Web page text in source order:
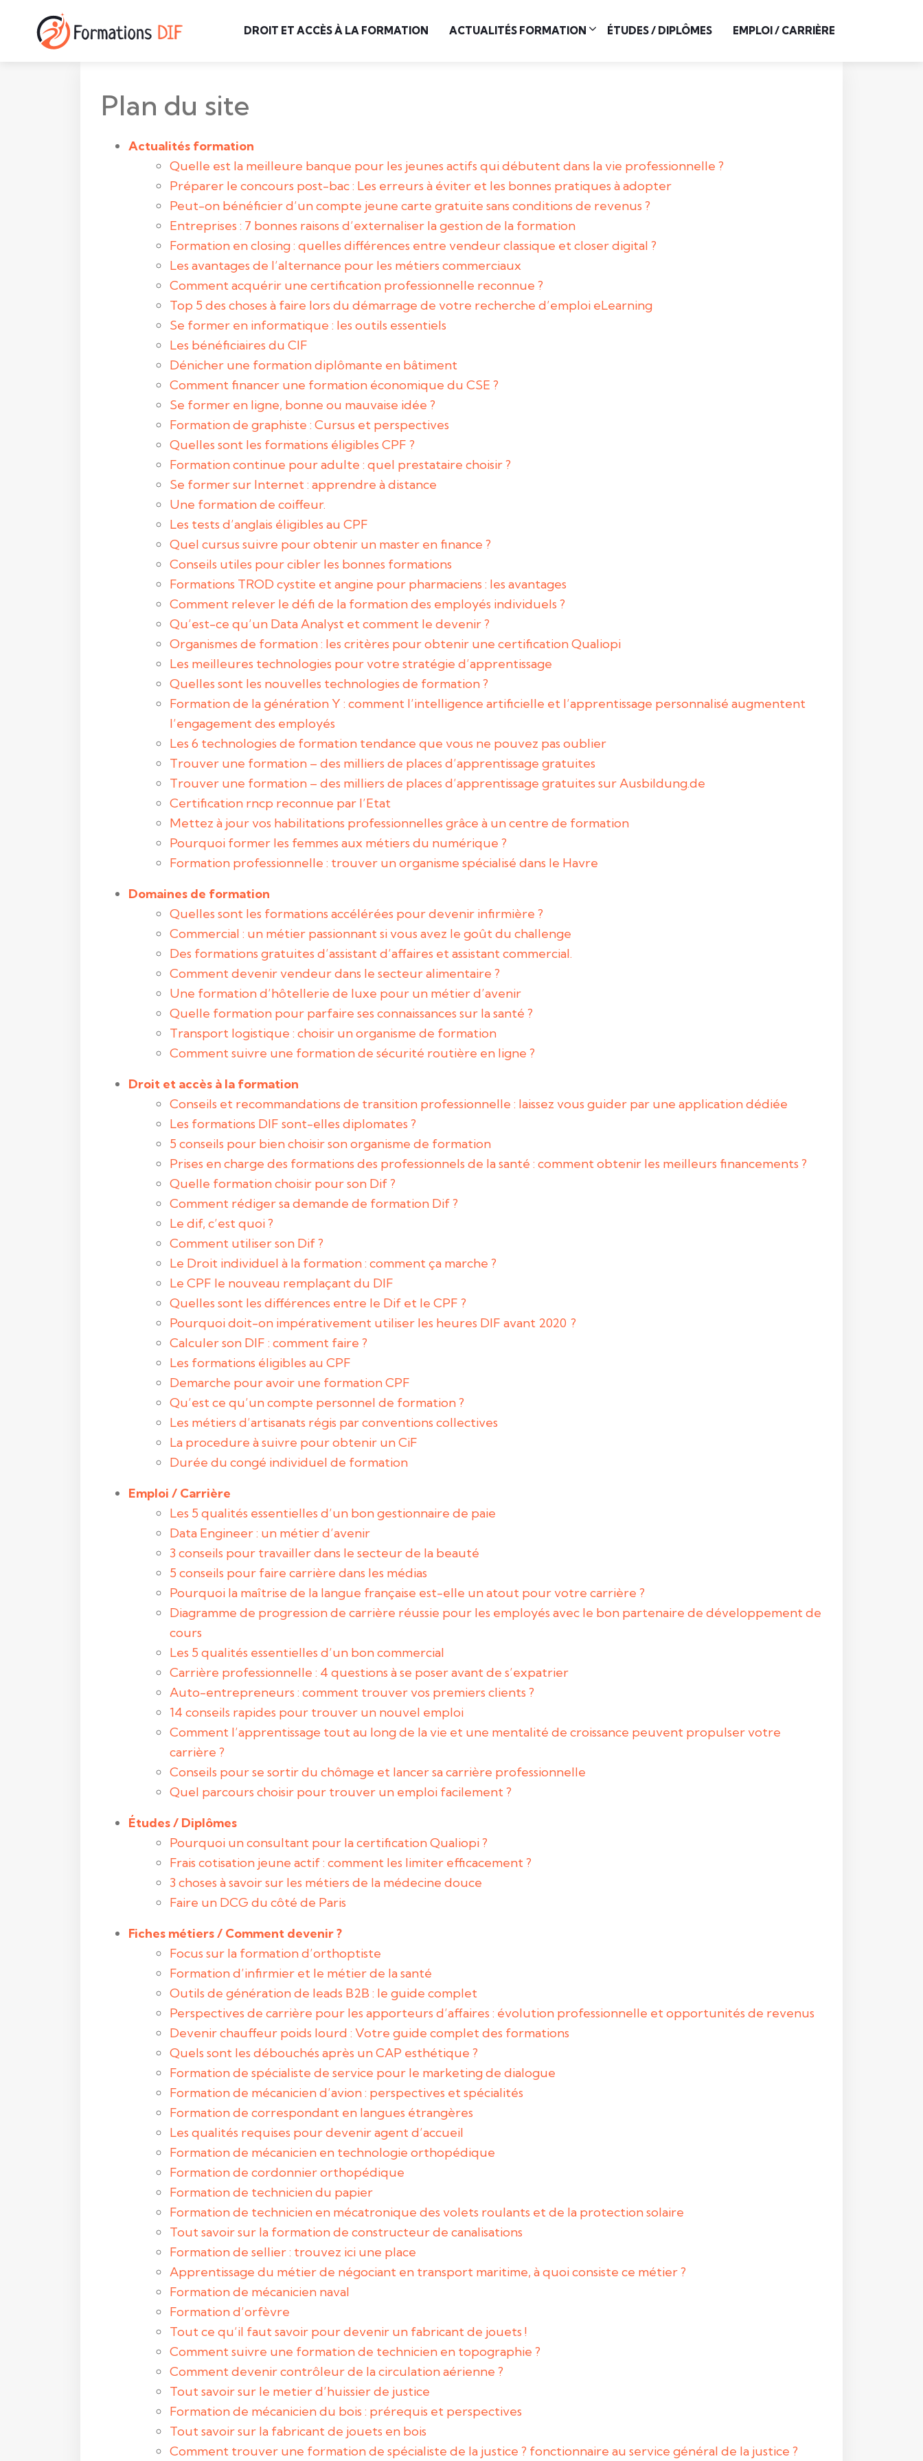
DROIT ET ACCÈS À LA FORMATION ACTUALITÉS FORMATION ÉTUDES / DIPLÔMES EMPLOI / CARRIÈRE
Plan du site
Actualités formation
Quelle est la meilleure banque pour les jeunes actifs qui débutent dans la vie professionnelle ?
Préparer le concours post-bac : Les erreurs à éviter et les bonnes pratiques à adopter
Peut-on bénéficier d’un compte jeune carte gratuite sans conditions de revenus ?
Entreprises : 7 bonnes raisons d’externaliser la gestion de la formation
Formation en closing : quelles différences entre vendeur classique et closer digital ?
Les avantages de l’alternance pour les métiers commerciaux
Comment acquérir une certification professionnelle reconnue ?
Top 5 des choses à faire lors du démarrage de votre recherche d’emploi eLearning
Se former en informatique : les outils essentiels
Les bénéficiaires du CIF
Dénicher une formation diplômante en bâtiment
Comment financer une formation économique du CSE ?
Se former en ligne, bonne ou mauvaise idée ?
Formation de graphiste : Cursus et perspectives
Quelles sont les formations éligibles CPF ?
Formation continue pour adulte : quel prestataire choisir ?
Se former sur Internet : apprendre à distance
Une formation de coiffeur.
Les tests d’anglais éligibles au CPF
Quel cursus suivre pour obtenir un master en finance ?
Conseils utiles pour cibler les bonnes formations
Formations TROD cystite et angine pour pharmaciens : les avantages
Comment relever le défi de la formation des employés individuels ?
Qu’est-ce qu’un Data Analyst et comment le devenir ?
Organismes de formation : les critères pour obtenir une certification Qualiopi
Les meilleures technologies pour votre stratégie d’apprentissage
Quelles sont les nouvelles technologies de formation ?
Formation de la génération Y : comment l’intelligence artificielle et l’apprentissage personnalisé augmentent
l’engagement des employés
Les 6 technologies de formation tendance que vous ne pouvez pas oublier
Trouver une formation – des milliers de places d’apprentissage gratuites
Trouver une formation – des milliers de places d’apprentissage gratuites sur Ausbildung.de
Certification rncp reconnue par l’Etat
Mettez à jour vos habilitations professionnelles grâce à un centre de formation
Pourquoi former les femmes aux métiers du numérique ?
Formation professionnelle : trouver un organisme spécialisé dans le Havre
Domaines de formation
Quelles sont les formations accélérées pour devenir infirmière ?
Commercial : un métier passionnant si vous avez le goût du challenge
Des formations gratuites d’assistant d’affaires et assistant commercial.
Comment devenir vendeur dans le secteur alimentaire ?
Une formation d’hôtellerie de luxe pour un métier d’avenir
Quelle formation pour parfaire ses connaissances sur la santé ?
Transport logistique : choisir un organisme de formation
Comment suivre une formation de sécurité routière en ligne ?
Droit et accès à la formation
Conseils et recommandations de transition professionnelle : laissez vous guider par une application dédiée
Les formations DIF sont-elles diplomates ?
5 conseils pour bien choisir son organisme de formation
Prises en charge des formations des professionnels de la santé : comment obtenir les meilleurs financements ?
Quelle formation choisir pour son Dif ?
Comment rédiger sa demande de formation Dif ?
Le dif, c’est quoi ?
Comment utiliser son Dif ?
Le Droit individuel à la formation : comment ça marche ?
Le CPF le nouveau remplaçant du DIF
Quelles sont les différences entre le Dif et le CPF ?
Pourquoi doit-on impérativement utiliser les heures DIF avant 2020 ?
Calculer son DIF : comment faire ?
Les formations éligibles au CPF
Demarche pour avoir une formation CPF
Qu’est ce qu’un compte personnel de formation ?
Les métiers d’artisanats régis par conventions collectives
La procedure à suivre pour obtenir un CiF
Durée du congé individuel de formation
Emploi / Carrière
Les 5 qualités essentielles d’un bon gestionnaire de paie
Data Engineer : un métier d’avenir
3 conseils pour travailler dans le secteur de la beauté
5 conseils pour faire carrière dans les médias
Pourquoi la maîtrise de la langue française est-elle un atout pour votre carrière ?
Diagramme de progression de carrière réussie pour les employés avec le bon partenaire de développement de
cours
Les 5 qualités essentielles d’un bon commercial
Carrière professionnelle : 4 questions à se poser avant de s’expatrier
Auto-entrepreneurs : comment trouver vos premiers clients ?
14 conseils rapides pour trouver un nouvel emploi
Comment l’apprentissage tout au long de la vie et une mentalité de croissance peuvent propulser votre
carrière ?
Conseils pour se sortir du chômage et lancer sa carrière professionnelle
Quel parcours choisir pour trouver un emploi facilement ?
Études / Diplômes
Pourquoi un consultant pour la certification Qualiopi ?
Frais cotisation jeune actif : comment les limiter efficacement ?
3 choses à savoir sur les métiers de la médecine douce
Faire un DCG du côté de Paris
Fiches métiers / Comment devenir ?
Focus sur la formation d’orthoptiste
Formation d’infirmier et le métier de la santé
Outils de génération de leads B2B : le guide complet
Perspectives de carrière pour les apporteurs d’affaires : évolution professionnelle et opportunités de revenus
Devenir chauffeur poids lourd : Votre guide complet des formations
Quels sont les débouchés après un CAP esthétique ?
Formation de spécialiste de service pour le marketing de dialogue
Formation de mécanicien d’avion : perspectives et spécialités
Formation de correspondant en langues étrangères
Les qualités requises pour devenir agent d’accueil
Formation de mécanicien en technologie orthopédique
Formation de cordonnier orthopédique
Formation de technicien du papier
Formation de technicien en mécatronique des volets roulants et de la protection solaire
Tout savoir sur la formation de constructeur de canalisations
Formation de sellier : trouvez ici une place
Apprentissage du métier de négociant en transport maritime, à quoi consiste ce métier ?
Formation de mécanicien naval
Formation d’orfèvre
Tout ce qu’il faut savoir pour devenir un fabricant de jouets !
Comment suivre une formation de technicien en topographie ?
Comment devenir contrôleur de la circulation aérienne ?
Tout savoir sur le metier d’huissier de justice
Formation de mécanicien du bois : prérequis et perspectives
Tout savoir sur la fabricant de jouets en bois
Comment trouver une formation de spécialiste de la justice ? fonctionnaire au service général de la justice ?